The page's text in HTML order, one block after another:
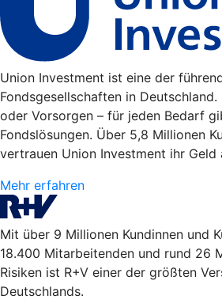
Union Investment ist eine der
Fondsgesellschaften in
oder Vorsorgen – für jeden Bedarf
Fondslösungen. Über 5,8 Millionen
vertrauen Union Investment ihr Geld
Mehr erfahren
Mit über 9 Millionen Kundinnen und
18.400 Mitarbeitenden und rund 26
Risiken ist R+V einer der größten
Deutschlands.